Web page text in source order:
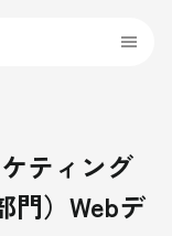
ティング
門）Webデ